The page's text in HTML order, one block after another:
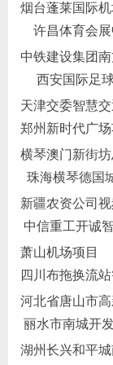
烟台蓬莱
许昌体育会展
中铁建设集
西安国际足球
天津
郑州新时代广场
横琴澳
珠海横琴德国
新疆农
中信重工开诚
萧
四川布拖换流
河北省
丽水市南城开
湖州长兴